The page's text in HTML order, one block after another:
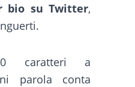
bio su Twitter,
caratteri a
parola conta